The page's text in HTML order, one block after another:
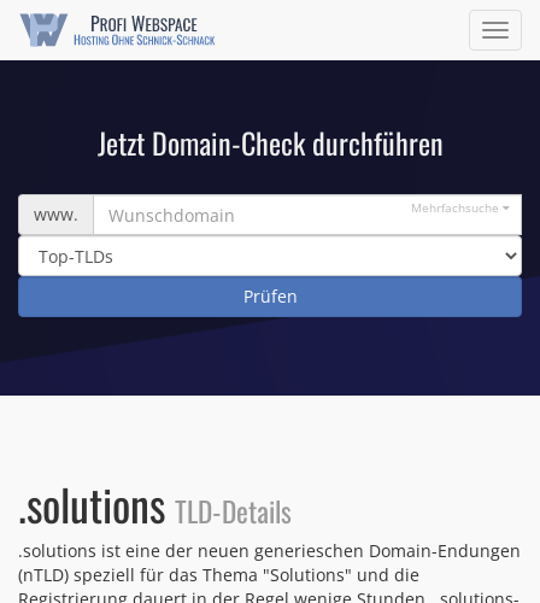
ein/
Jetzt Domain-Check durchführen
Wunschdomain
www. Mehrfachsuche
.solutions TLD-Details
.solutions ist eine der neuen generieschen Domain-Endungen
(nTLD) speziell für das Thema "Solutions" und die